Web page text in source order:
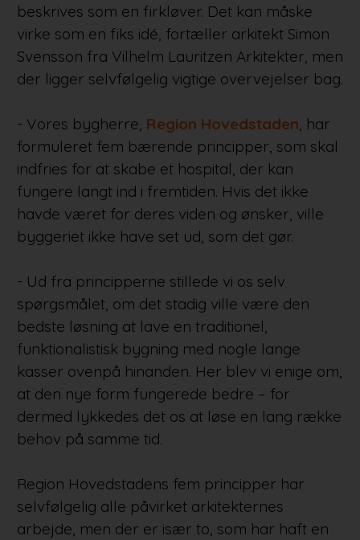
beskrives som en firkløver. Det kan måske
virke som en fiks idé, fortæller arkitekt Simon
Svensson fra Vilhelm Lauritzen Arkitekter, men
der ligger selvfølgelig vigtige overvejelser bag.
- Vores bygherre, Region Hovedstaden , har
formuleret fem bærende principper, som skal
indfries for at skabe et hospital, der kan
fungere langt ind i fremtiden. Hvis det ikke
havde været for deres viden og ønsker, ville
byggeriet ikke have set ud, som det gør.
- Ud fra principperne stillede vi os selv
spørgsmålet, om det stadig ville være den
bedste løsning at lave en traditionel,
funktionalistisk bygning med nogle lange
kasser ovenpå hinanden. Her blev vi enige om,
at den nye form fungerede bedre – for
dermed lykkedes det os at løse en lang række
behov på samme tid.
Region Hovedstadens fem principper har
selvfølgelig alle påvirket arkitekternes
arbejde, men der er især to, som har haft en